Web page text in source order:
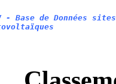
- Base de Données sites